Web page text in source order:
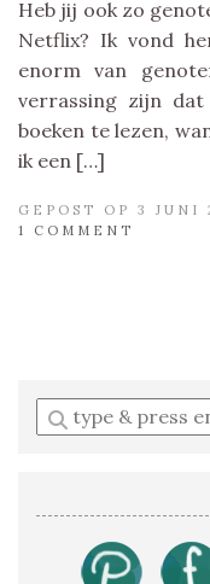
Heb jij ook zo
Netflix? Ik vond
enorm van
verrassing zijn
boeken te lezen,
ik een […]
GEPOST OP 3 JUNI
1 COMMENT
Enter
a